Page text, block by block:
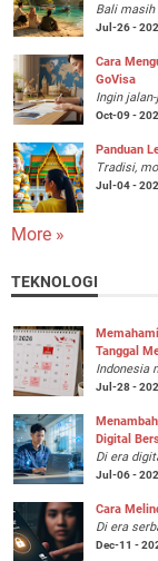
Bali
Jul-26 -
Cara
GoVisa
Ingin
Oct-09 -
Panduan
Tradisi,
Jul-04 -
More »
TEKNOLOGI
Tanggal
Indonesia
Jul-28 -
Digital
Di era
Jul-06 -
Cara
Di era
Dec-11 -